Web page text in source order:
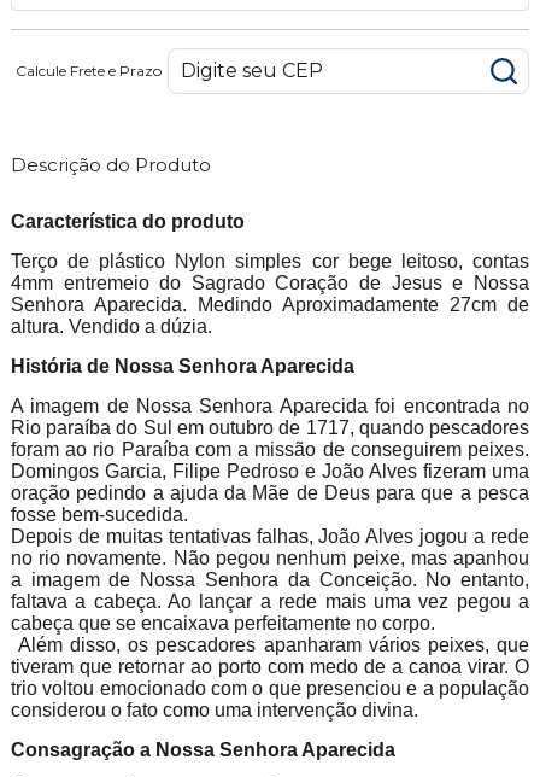
Calcule Frete e Prazo
Descrição do Produto
Característica do produto
Terço de plástico Nylon simples cor bege leitoso, contas
4mm entremeio do Sagrado Coração de Jesus e Nossa
Senhora Aparecida. Medindo Aproximadamente 27cm de
altura. Vendido a dúzia.
História de Nossa Senhora Aparecida
A imagem de Nossa Senhora Aparecida foi encontrada no
Rio paraíba do Sul em outubro de 1717, quando pescadores
foram ao rio Paraíba com a missão de conseguirem peixes.
Domingos Garcia, Filipe Pedroso e João Alves fizeram uma
oração pedindo a ajuda da Mãe de Deus para que a pesca
fosse bem-sucedida.
Depois de muitas tentativas falhas, João Alves jogou a rede
no rio novamente. Não pegou nenhum peixe, mas apanhou
a imagem de Nossa Senhora da Conceição. No entanto,
faltava a cabeça. Ao lançar a rede mais uma vez pegou a
cabeça que se encaixava perfeitamente no corpo.
Além disso, os pescadores apanharam vários peixes, que
tiveram que retornar ao porto com medo de a canoa virar. O
trio voltou emocionado com o que presenciou e a população
considerou o fato como uma intervenção divina.
Consagração a Nossa Senhora Aparecida